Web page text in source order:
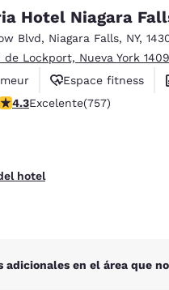
Español
Germany
Hotel Niagara
Blvd, Niagara Falls, NY,
de Lockport, Nueva York
Espace fitness
de 4.26 estrellas. Excelente.
4.3Excelente(757)
hotel
en el área que